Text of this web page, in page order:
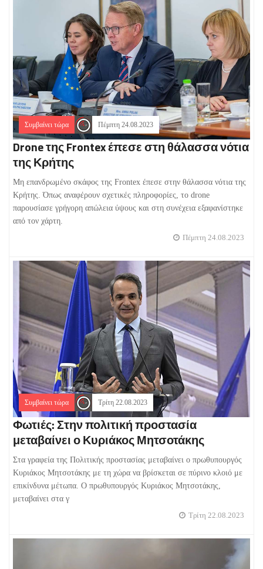
Συμβαίνει τώρα Πέμπτη 24.08.2023
Drone της Frontex έπεσε στη θάλασσα νότια
της Κρήτης
Μη επανδρωμένο σκάφος της Frontex έπεσε στην θάλασσα νότια της
Κρήτης. Όπως αναφέρουν σχετικές πληροφορίες, το drone
παρουσίασε γρήγορη απώλεια ύψους και στη συνέχεια εξαφανίστηκε
από τον χάρτη.
Πέμπτη 24.08.2023
Συμβαίνει τώρα Τρίτη 22.08.2023
Φωτιές: Στην πολιτική προστασία
μεταβαίνει ο Κυριάκος Μητσοτάκης
Στα γραφεία της Πολιτικής προστασίας μεταβαίνει ο πρωθυπουργός
Κυριάκος Μητσοτάκης με τη χώρα να βρίσκεται σε πύρινο κλοιό με
επικίνδυνα μέτωπα. Ο πρωθυπουργός Κυριάκος Μητσοτάκης,
μεταβαίνει στα γ
Τρίτη 22.08.2023